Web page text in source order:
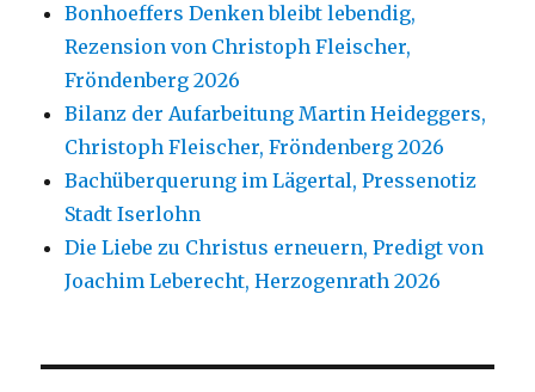
Bonhoeffers Denken bleibt lebendig,
Rezension von Christoph Fleischer,
Fröndenberg 2026
Bilanz der Aufarbeitung Martin Heideggers,
Christoph Fleischer, Fröndenberg 2026
Bachüberquerung im Lägertal, Pressenotiz
Stadt Iserlohn
Die Liebe zu Christus erneuern, Predigt von
Joachim Leberecht, Herzogenrath 2026